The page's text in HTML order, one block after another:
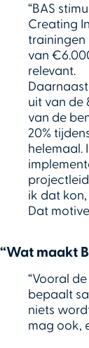
“BAS
Creating
trainingen
van
relevant.
uit van de
van de
20%
helemaal.
ik dat
Dat
“Wat maakt
“Vooral
bepaalt
niets
mag ook,